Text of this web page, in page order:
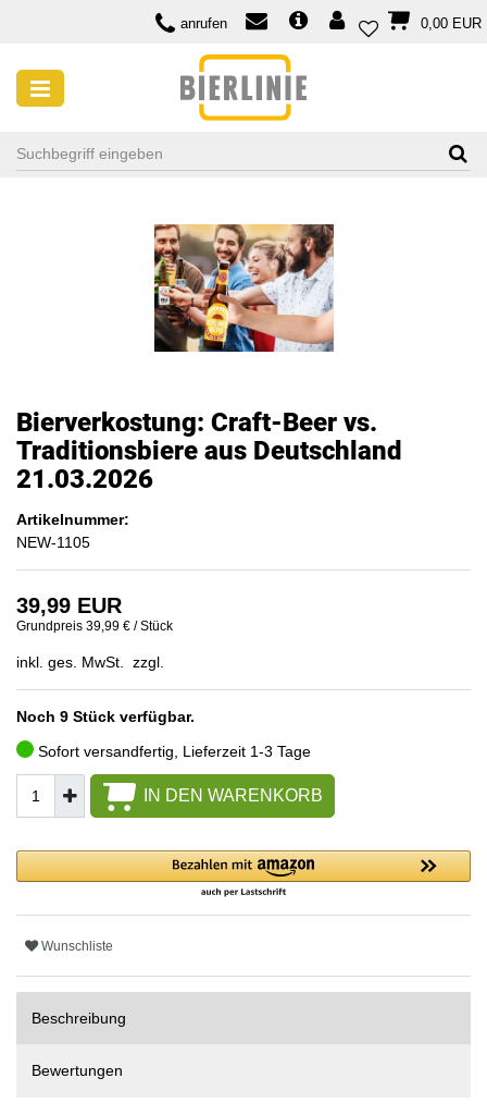
anrufen 0,00 EUR
Bierverkostung: Craft-Beer vs.
Traditionsbiere aus Deutschland
21.03.2026
Artikelnummer:
NEW-1105
39,99 EUR
Grundpreis 39,99 € / Stück
inkl. ges. MwSt. zzgl.
Noch 9 Stück verfügbar.
Sofort versandfertig, Lieferzeit 1-3 Tage
IN DEN WARENKORB
Wunschliste
Beschreibung
Bewertungen